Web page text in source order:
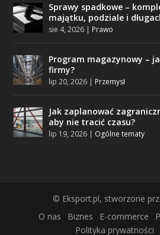
Sprawy spadkowe –
majątku, podziale i
sie 4, 2026 | Prawo
Program magazynowy –
firmy?
lip 20, 2026 | Przemysł
Jak zaplanować
aby nie tracić czasu?
lip 19, 2026 | Ogólne tematy
© Eksport.pl, stworzone
O nas Biznes E-commerce
Polityka prywatności